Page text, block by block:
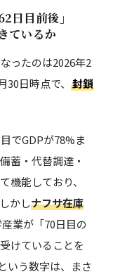
日目前後」
ているか
ったのは2026年2
30日時点で、封鎖
でGDPが78%ま
蓄・代替調達・
機能しており、
かしナフサ在庫
業が「70日目の
けていることを
いう数字は、まさ